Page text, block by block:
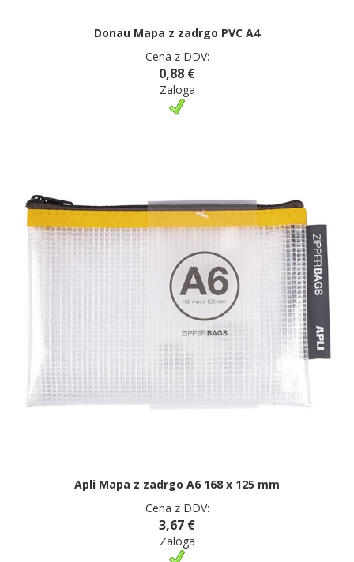
Donau Mapa z zadrgo PVC A4
Cena z DDV:
0,88 €
Zaloga
Apli Mapa z zadrgo A6 168 x 125 mm
Cena z DDV:
3,67 €
Zaloga